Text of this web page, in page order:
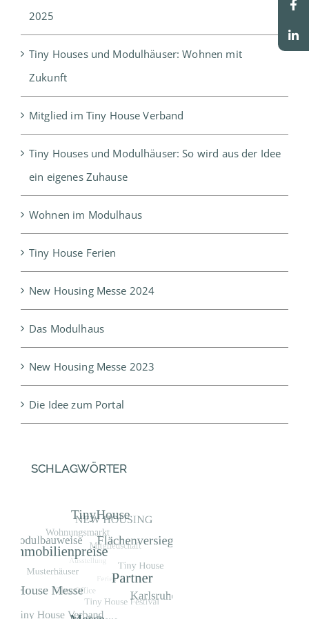
2025
Tiny Houses und Modulhäuser: Wohnen mit
Zukunft
Mitglied im Tiny House Verband
Tiny Houses und Modulhäuser: So wird aus der Idee
ein eigenes Zuhause
Wohnen im Modulhaus
Tiny House Ferien
New Housing Messe 2024
Das Modulhaus
New Housing Messe 2023
Die Idee zum Portal
SCHLAGWÖRTER